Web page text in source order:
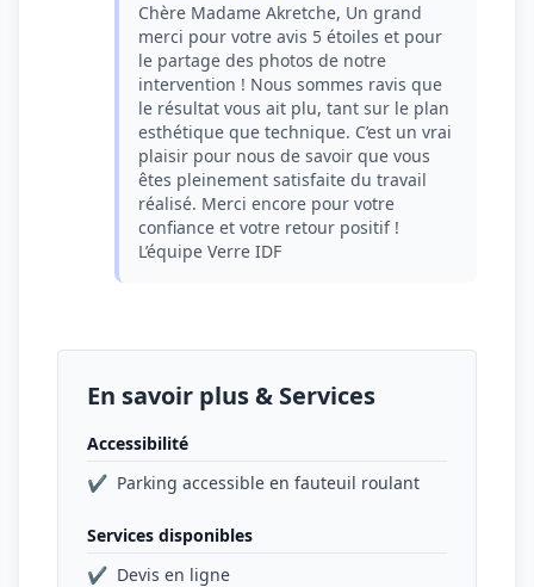
Chère Madame Akretche, Un grand
merci pour votre avis 5 étoiles et pour
le partage des photos de notre
intervention ! Nous sommes ravis que
le résultat vous ait plu, tant sur le plan
esthétique que technique. C’est un vrai
plaisir pour nous de savoir que vous
êtes pleinement satisfaite du travail
réalisé. Merci encore pour votre
confiance et votre retour positif !
L’équipe Verre IDF
En savoir plus & Services
Accessibilité
✔ Parking accessible en fauteuil roulant
Services disponibles
✔ Devis en ligne